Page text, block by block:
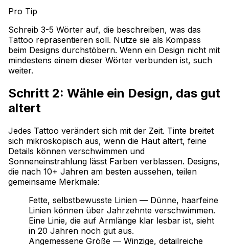
Pro Tip
Schreib 3-5 Wörter auf, die beschreiben, was das
Tattoo repräsentieren soll. Nutze sie als Kompass
beim Designs durchstöbern. Wenn ein Design nicht mit
mindestens einem dieser Wörter verbunden ist, such
weiter.
Schritt 2: Wähle ein Design, das gut
altert
Jedes Tattoo verändert sich mit der Zeit. Tinte breitet
sich mikroskopisch aus, wenn die Haut altert, feine
Details können verschwimmen und
Sonneneinstrahlung lässt Farben verblassen. Designs,
die nach 10+ Jahren am besten aussehen, teilen
gemeinsame Merkmale:
Fette, selbstbewusste Linien — Dünne, haarfeine
Linien können über Jahrzehnte verschwimmen.
Eine Linie, die auf Armlänge klar lesbar ist, sieht
in 20 Jahren noch gut aus.
Angemessene Größe — Winzige, detailreiche